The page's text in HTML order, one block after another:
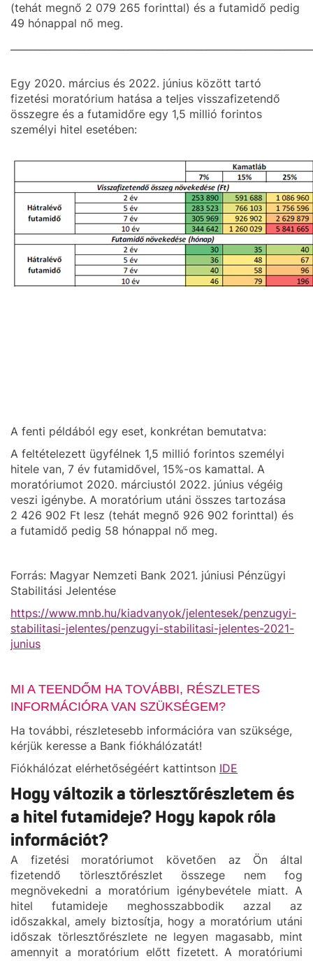
(tehát megnő 2 079 265 forinttal) és a futamidő pedig
49 hónappal nő meg.
Egy 2020. március és 2022. június között tartó
fizetési moratórium hatása a teljes visszafizetendő
összegre és a futamidőre egy 1,5 millió forintos
személyi hitel esetében:
A fenti példából egy eset, konkrétan bemutatva:
A feltételezett ügyfélnek 1,5 millió forintos személyi
hitele van, 7 év futamidővel, 15%-os kamattal. A
moratóriumot 2020. márciustól 2022. június végéig
veszi igénybe. A moratórium utáni összes tartozása
2 426 902 Ft lesz (tehát megnő 926 902 forinttal) és
a futamidő pedig 58 hónappal nő meg.
Forrás: Magyar Nemzeti Bank 2021. júniusi Pénzügyi
Stabilitási Jelentése
https://www.mnb.hu/kiadvanyok/jelentesek/penzugyi-
stabilitasi-jelentes/penzugyi-stabilitasi-jelentes-2021-
junius
MI A TEENDŐM HA TOVÁBBI, RÉSZLETES
INFORMÁCIÓRA VAN SZÜKSÉGEM?
Ha további, részletesebb információra van szüksége,
kérjük keresse a Bank fiókhálózatát!
Fiókhálózat elérhetőségéért kattintson IDE
Hogy változik a törlesztőrészletem és
a hitel futamideje? Hogy kapok róla
információt?
A fizetési moratóriumot követően az Ön által
fizetendő törlesztőrészlet összege nem fog
megnövekedni a moratórium igénybevétele miatt. A
hitel futamideje meghosszabbodik azzal az
időszakkal, amely biztosítja, hogy a moratórium utáni
időszak törlesztőrészlete ne legyen magasabb, mint
amennyit a moratórium előtt fizetett. A moratóriumi